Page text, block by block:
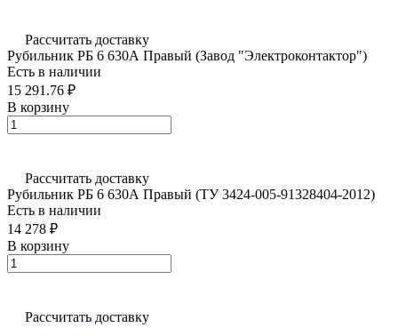
Рассчитать доставку
Рубильник РБ 6 630А Правый (Завод "Электроконтактор")
Есть в наличии
15 291.76 ₽
В корзину
Рассчитать доставку
Рубильник РБ 6 630А Правый (ТУ 3424-005-91328404-2012)
Есть в наличии
14 278 ₽
В корзину
Рассчитать доставку